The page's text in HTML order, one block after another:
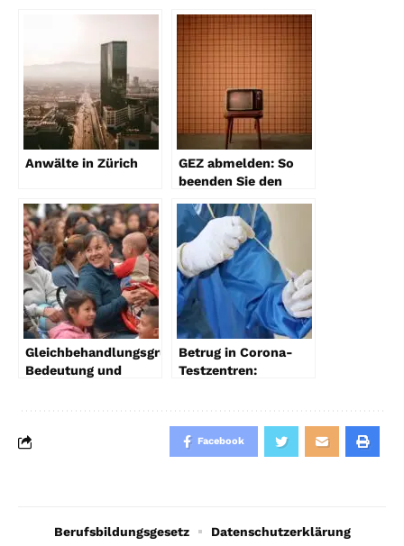
Anwälte in Zürich
GEZ abmelden: So
beenden Sie den
richtig
Gleichbehandlungsgrundsatz:
Bedeutung und
Rechtsalltag
Betrug in Corona-
Testzentren:
Folgen
Facebook
Berufsbildungsgesetz Datenschutzerklärung